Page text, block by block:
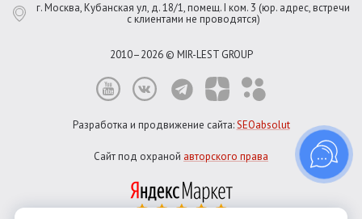
г. Москва, Кубанская ул, д. 18/1, помещ. I ком. 3 (юр. адрес, встречи
с клиентами не проводятся)
2010–2026 © MIR-LEST GROUP
Разработка и продвижение сайта:SEOabsolut
Сайт под охраной авторского права